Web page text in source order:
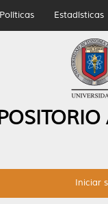
Políticas Estadísticas
Iniciar